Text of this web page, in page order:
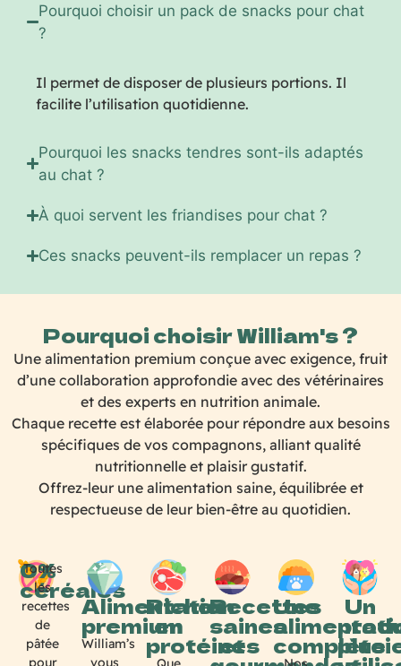
Pourquoi choisir un pack de snacks pour chat
?
Il permet de disposer de plusieurs portions. Il
facilite l’utilisation quotidienne.
Pourquoi les snacks tendres sont-ils adaptés
au chat ?
À quoi servent les friandises pour chat ?
Ces snacks peuvent-ils remplacer un repas ?
Pourquoi choisir William's ?
Une alimentation premium conçue avec exigence, fruit
d’une collaboration approfondie avec des vétérinaires
et des experts en nutrition animale.
Chaque recette est élaborée pour répondre aux besoins
spécifiques de vos compagnons, alliant qualité
nutritionnelle et plaisir gustatif.
Offrez-leur une alimentation saine, équilibrée et
respectueuse de leur bien-être au quotidien.
0%
céréales
Toutes
les
recettes
de
pâtée
pour
Alimentation
premium
William’s
vous
Riches
en
protéines
Recettes
saines
et
Une
complète
Un